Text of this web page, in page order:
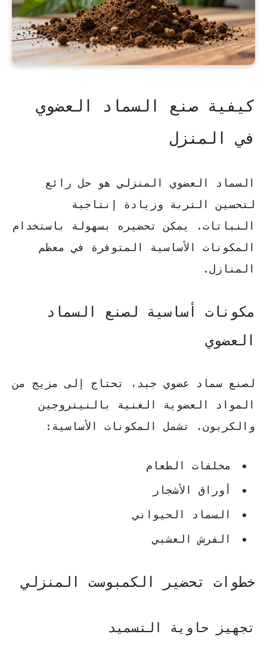
كيفية صنع السماد العضوي
في المنزل
السماد العضوي المنزلي هو حل رائع
لتحسين التربة وزيادة إنتاجية
النباتات. يمكن تحضيره بسهولة باستخدام
المكونات الأساسية المتوفرة في معظم
المنازل.
مكونات أساسية لصنع السماد
العضوي
لصنع سماد عضوي جيد، تحتاج إلى مزيج من
المواد العضوية الغنية بالنيتروجين
والكربون. تشمل المكونات الأساسية:
مخلفات الطعام
أوراق الأشجار
السماد الحيواني
الفرش العشبي
خطوات تحضير الكمبوست المنزلي
تجهيز حاوية التسميد